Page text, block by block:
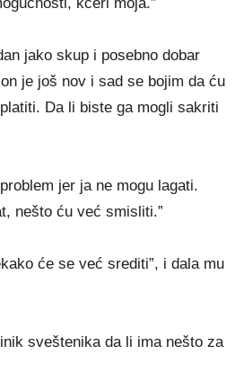
jako skup i posebno dobar
je još nov i sad se bojim da ću
Da li biste ga mogli sakriti
jer ja ne mogu lagati.
nešto ću već smisliti.”
će se već srediti”, i dala mu
sveštenika da li ima nešto za